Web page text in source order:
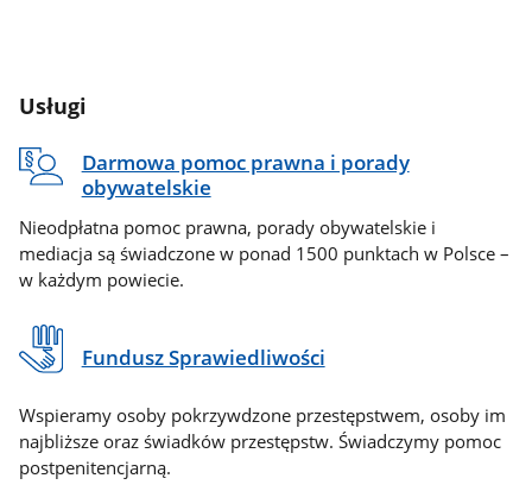
Usługi
Darmowa pomoc prawna i porady
obywatelskie
Nieodpłatna pomoc prawna, porady obywatelskie i
mediacja są świadczone w ponad 1500 punktach w Polsce –
w każdym powiecie.
Fundusz Sprawiedliwości
Wspieramy osoby pokrzywdzone przestępstwem, osoby im
najbliższe oraz świadków przestępstw. Świadczymy pomoc
postpenitencjarną.